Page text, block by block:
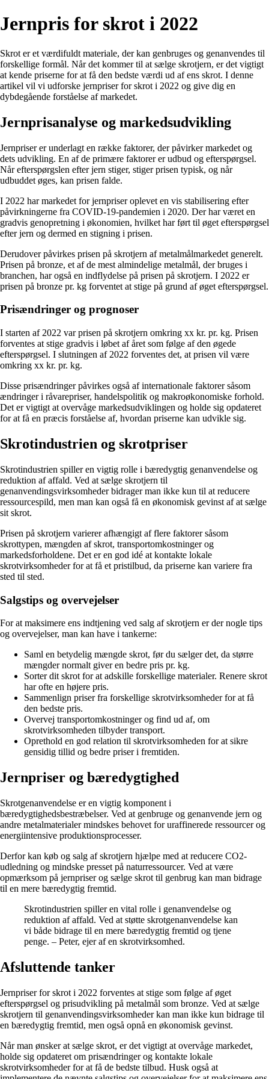
Jernpris for skrot i 2022
Skrot er et værdifuldt materiale, der kan genbruges og genanvendes til
forskellige formål. Når det kommer til at sælge skrotjern, er det vigtigt
at kende priserne for at få den bedste værdi ud af ens skrot. I denne
artikel vil vi udforske jernpriser for skrot i 2022 og give dig en
dybdegående forståelse af markedet.
Jernprisanalyse og markedsudvikling
Jernpriser er underlagt en række faktorer, der påvirker markedet og
dets udvikling. En af de primære faktorer er udbud og efterspørgsel.
Når efterspørgslen efter jern stiger, stiger prisen typisk, og når
udbuddet øges, kan prisen falde.
I 2022 har markedet for jernpriser oplevet en vis stabilisering efter
påvirkningerne fra COVID-19-pandemien i 2020. Der har været en
gradvis genopretning i økonomien, hvilket har ført til øget efterspørgsel
efter jern og dermed en stigning i prisen.
Derudover påvirkes prisen på skrotjern af metalmålmarkedet generelt.
Prisen på bronze, et af de mest almindelige metalmål, der bruges i
branchen, har også en indflydelse på prisen på skrotjern. I 2022 er
prisen på bronze pr. kg forventet at stige på grund af øget efterspørgsel.
Prisændringer og prognoser
I starten af 2022 var prisen på skrotjern omkring xx kr. pr. kg. Prisen
forventes at stige gradvis i løbet af året som følge af den øgede
efterspørgsel. I slutningen af 2022 forventes det, at prisen vil være
omkring xx kr. pr. kg.
Disse prisændringer påvirkes også af internationale faktorer såsom
ændringer i råvarepriser, handelspolitik og makroøkonomiske forhold.
Det er vigtigt at overvåge markedsudviklingen og holde sig opdateret
for at få en præcis forståelse af, hvordan priserne kan udvikle sig.
Skrotindustrien og skrotpriser
Skrotindustrien spiller en vigtig rolle i bæredygtig genanvendelse og
reduktion af affald. Ved at sælge skrotjern til
genanvendingsvirksomheder bidrager man ikke kun til at reducere
ressourcespild, men man kan også få en økonomisk gevinst af at sælge
sit skrot.
Prisen på skrotjern varierer afhængigt af flere faktorer såsom
skrottypen, mængden af skrot, transportomkostninger og
markedsforholdene. Det er en god idé at kontakte lokale
skrotvirksomheder for at få et pristilbud, da priserne kan variere fra
sted til sted.
Salgstips og overvejelser
For at maksimere ens indtjening ved salg af skrotjern er der nogle tips
og overvejelser, man kan have i tankerne:
Saml en betydelig mængde skrot, før du sælger det, da større
mængder normalt giver en bedre pris pr. kg.
Sorter dit skrot for at adskille forskellige materialer. Renere skrot
har ofte en højere pris.
Sammenlign priser fra forskellige skrotvirksomheder for at få
den bedste pris.
Overvej transportomkostninger og find ud af, om
skrotvirksomheden tilbyder transport.
Oprethold en god relation til skrotvirksomheden for at sikre
gensidig tillid og bedre priser i fremtiden.
Jernpriser og bæredygtighed
Skrotgenanvendelse er en vigtig komponent i
bæredygtighedsbestræbelser. Ved at genbruge og genanvende jern og
andre metalmaterialer mindskes behovet for uraffinerede ressourcer og
energiintensive produktionsprocesser.
Derfor kan køb og salg af skrotjern hjælpe med at reducere CO2-
udledning og mindske presset på naturressourcer. Ved at være
opmærksom på jernpriser og sælge skrot til genbrug kan man bidrage
til en mere bæredygtig fremtid.
Skrotindustrien spiller en vital rolle i genanvendelse og
reduktion af affald. Ved at støtte skrotgenanvendelse kan
vi både bidrage til en mere bæredygtig fremtid og tjene
penge. – Peter, ejer af en skrotvirksomhed.
Afsluttende tanker
Jernpriser for skrot i 2022 forventes at stige som følge af øget
efterspørgsel og prisudvikling på metalmål som bronze. Ved at sælge
skrotjern til genanvendingsvirksomheder kan man ikke kun bidrage til
en bæredygtig fremtid, men også opnå en økonomisk gevinst.
Når man ønsker at sælge skrot, er det vigtigt at overvåge markedet,
holde sig opdateret om prisændringer og kontakte lokale
skrotvirksomheder for at få de bedste tilbud. Husk også at